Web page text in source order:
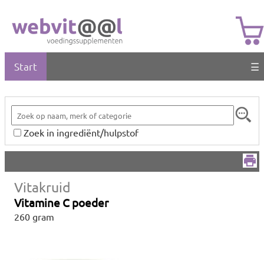
Start ☰
Zoek in ingrediënt/hulpstof
Vitakruid
Vitamine C poeder
260 gram